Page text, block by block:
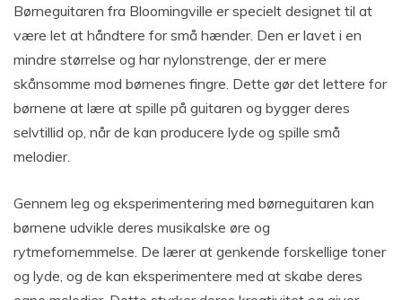
Børneguitaren fra Bloomingville er specielt designet til at
være let at håndtere for små hænder. Den er lavet i en
mindre størrelse og har nylonstrenge, der er mere
skånsomme mod børnenes fingre. Dette gør det lettere for
børnene at lære at spille på guitaren og bygger deres
selvtillid op, når de kan producere lyde og spille små
melodier.
Gennem leg og eksperimentering med børneguitaren kan
børnene udvikle deres musikalske øre og
rytmefornemmelse. De lærer at genkende forskellige toner
og lyde, og de kan eksperimentere med at skabe deres